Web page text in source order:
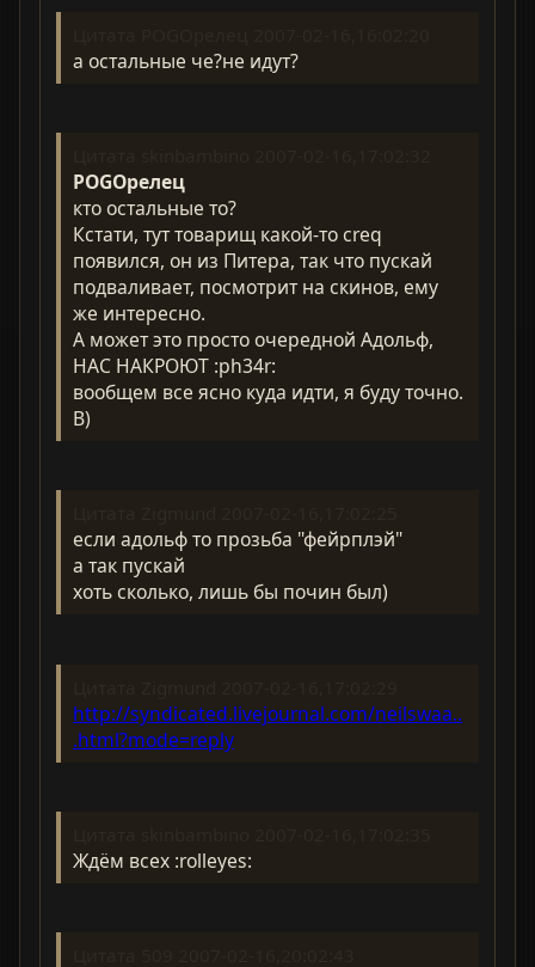
а остальные че?не идут?
POGOрелец
кто остальные то?
Кстати, тут товарищ какой-то creq
появился, он из Питера, так что пускай
подваливает, посмотрит на скинов, ему
же интересно.
А может это просто очередной Адольф,
НАС НАКРОЮТ :ph34r:
вообщем все ясно куда идти, я буду точно.
B)
если адольф то прозьба "фейрплэй"
а так пускай
хоть сколько, лишь бы почин был)
http://syndicated.livejournal.com/neilswaa..
.html?mode=reply
Ждём всех :rolleyes: